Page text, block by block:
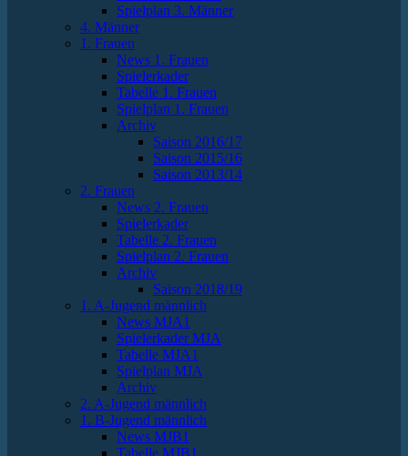
Spielplan 3. Männer
4. Männer
1. Frauen
News 1. Frauen
Spielerkader
Tabelle 1. Frauen
Spielplan 1. Frauen
Archiv
Saison 2016/17
Saison 2015/16
Saison 2013/14
2. Frauen
News 2. Frauen
Spielerkader
Tabelle 2. Frauen
Spielplan 2. Frauen
Archiv
Saison 2018/19
1. A-Jugend männlich
News MJA1
Spielerkader MJA
Tabelle MJA1
Spielplan MJA
Archiv
2. A-Jugend männlich
1. B-Jugend männlich
News MJB1
Tabelle MJB1